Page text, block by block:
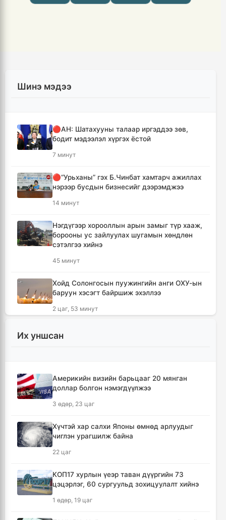
Шинэ мэдээ
🔴АН: Шатахууны талаар иргэддээ зөв,
бодит мэдээлэл хүргэх ёстой
7 минут
🔴“Урьханы” гэх Б.Чинбат хамтарч ажиллах
нэрээр бусдын бизнесийг дээрэмджээ
14 минут
Нэгдүгээр хорооллын арын замыг түр хааж,
борооны ус зайлуулах шугамын хөндлөн
сэтэлгээ хийнэ
45 минут
Хойд Солонгосын пуужингийн анги ОХУ-ын
баруун хэсэгт байршиж эхэллээ
2 цаг, 53 минут
хэмжээнүүд
Хөвсгөлийн уулархаг нутаг, Дорнод-
Дарьгангын тал нутгаар дуу цахилгаантай
Татварын өртэй шатахуун импортлогч ААН-
АНУ-ын Элчин сайдын яам нэн
байхыг иргэддээ зөвлөжээ
Их уншсан
Америкийн визийн барьцааг 20 мянган
доллар болгон нэмэгдүүлжээ
3 өдөр, 23 цаг
Хүчтэй хар салхи Японы өмнөд арлуудыг
чиглэн урагшилж байна
22 цаг
КОП17 хурлын үеэр таван дүүргийн 73
цэцэрлэг, 60 сургуульд зохицуулалт хийнэ
1 өдөр, 19 цаг